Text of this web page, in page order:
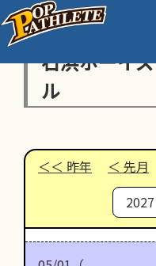
石浜ボーイ
ル
昨年 先月